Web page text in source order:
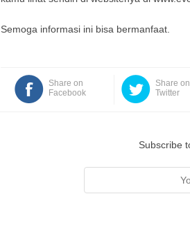
Semoga informasi ini bisa bermanfaat.
Share on
Facebook
Share on
Twitter
Subscribe